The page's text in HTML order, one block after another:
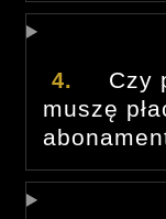
4.
Czy
muszę